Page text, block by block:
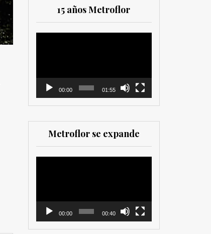
15 años Metroflor
00:00 01:55
Metroflor se expande
00:00 00:40